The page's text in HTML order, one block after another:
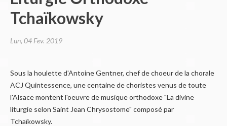
Tchaïkowsky
Lun, 04 Fev. 2019
Sous la houlette d'Antoine Gentner, chef de choeur de la chorale
ACJ Quintessence, une centaine de choristes venus de toute
l'Alsace montent l'oeuvre de musique orthodoxe "La divine
liturgie selon Saint Jean Chrysostome" composé par
Tchaïkowsky.